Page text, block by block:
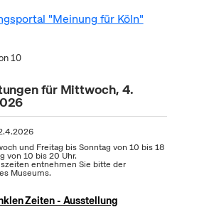
"Meinung für Köln"
10
für Mittwoch, 4.
und Freitag bis Sonntag von 10 bis 18
von 10 bis 20 Uhr.
entnehmen Sie bitte der
Museums.
Zeiten - Ausstellung